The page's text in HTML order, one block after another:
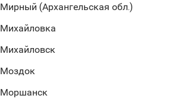
Мирный (Архангельская обл.)
Михайловка
Михайловск
Моздок
Моршанск